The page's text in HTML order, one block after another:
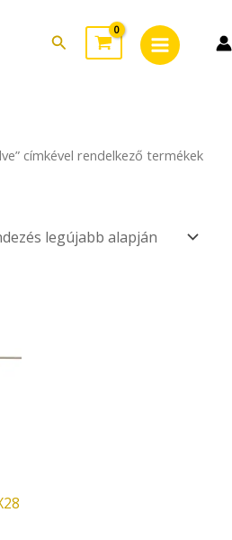
Search
Menu
címkével rendelkező termékek